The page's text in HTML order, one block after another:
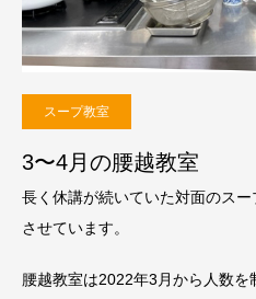
スープ教室
3〜4月の腰越教室
長く休講が続いていた対面のス
させています。
腰越教室は2022年3月から人数